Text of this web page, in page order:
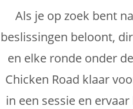
Als je op zoek bent
beslissingen beloont,
en elke ronde onder
Chicken Road klaar
in een sessie en